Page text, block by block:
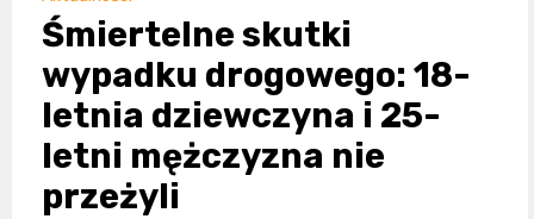
Śmiertelne skutki
wypadku drogowego: 18-
letnia dziewczyna i 25-
letni mężczyzna nie
przeżyli